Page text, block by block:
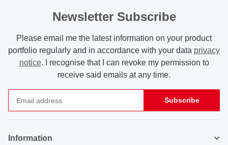
Newsletter Subscribe
Please email me the latest information on your product
portfolio regularly and in accordance with your data privacy
notice. I recognise that I can revoke my permission to
receive said emails at any time.
Subscribe
Information